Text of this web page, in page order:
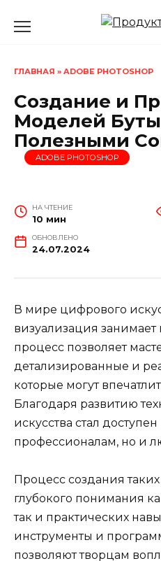
ГЛАВНАЯ » ADOBE PHOTOSHOP
Создание и
Моделей
Полезными
ADOBE PHOTOSHOP
НА ЧТЕНИЕ
10 мин
ОБНОВЛЕНО
24.07.2024
В мире цифрового
визуализация занимает
процесс позволяет
детализированные и
которые могут
Благодаря развитию
искусства стал
профессионалам, но и
Процесс создания
глубокого понимания
так и практических
инструменты и
позволяют творцам